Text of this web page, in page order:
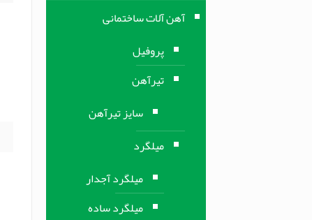
آهن آلات ساختمانی
پروفیل
تیرآهن
سایز تیرآهن
میلگرد
میلگرد آجدار
میلگرد ساده